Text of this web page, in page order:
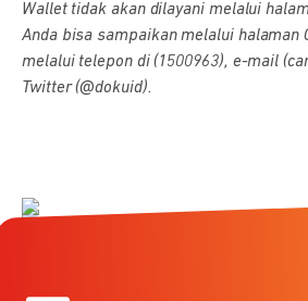
Wallet tidak akan dilayani melalui
Anda bisa sampaikan melalui halaman
melalui telepon di (1500963), e-mail
Twitter (@dokuid).